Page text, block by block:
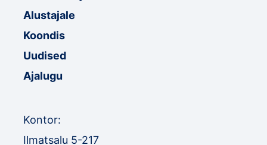
Alustajale
Koondis
Uudised
Ajalugu
Kontor:
Ilmatsalu 5-217